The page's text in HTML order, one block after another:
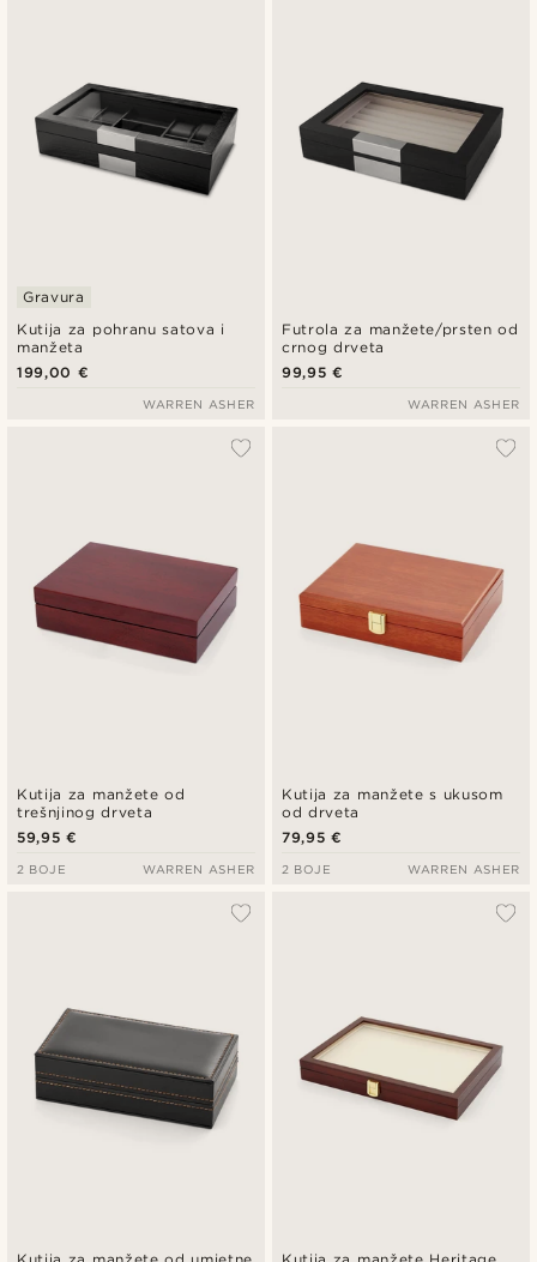
Kutija za pohranu satova i
manžeta
Gravura
199,00 €
WARREN ASHER
Futrola za manžete/prsten od
crnog drveta
99,95 €
WARREN ASHER
Kutija za manžete od
trešnjinog drveta
59,95 €
2 BOJE WARREN ASHER
Kutija za manžete s ukusom
od drveta
79,95 €
2 BOJE WARREN ASHER